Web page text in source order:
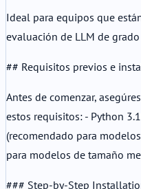
Ideal para equipos que
evaluación de LLM de
## Requisitos previos e
Antes de comenzar,
estos requisitos: - Python
(recomendado para
para modelos de tamaño
### Step-by-Step